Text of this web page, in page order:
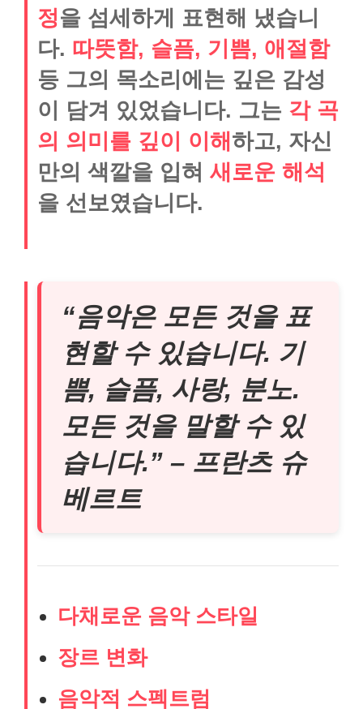
정을 섬세하게 표현해 냈습니
다. 따뜻함, 슬픔, 기쁨, 애절함
등 그의 목소리에는 깊은 감성
이 담겨 있었습니다. 그는 각 곡
의 의미를 깊이 이해 하고, 자신
만의 색깔을 입혀 새로운 해석
을 선보였습니다.
“음악은 모든 것을 표
현할 수 있습니다. 기
쁨, 슬픔, 사랑, 분노.
모든 것을 말할 수 있
습니다.” – 프란츠 슈
베르트
다채로운 음악 스타일
장르 변화
음악적 스펙트럼